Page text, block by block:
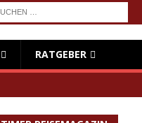
RATGEBER